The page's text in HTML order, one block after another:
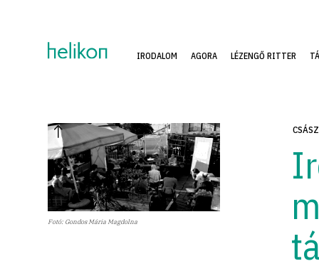
IRODALOM AGORA LÉZENGŐ RITTER
Fotó: Gondos Mária Magdolna